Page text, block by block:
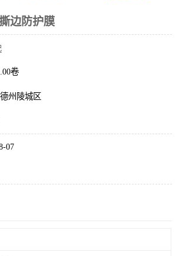
边防护膜
卷
州陵城区
07